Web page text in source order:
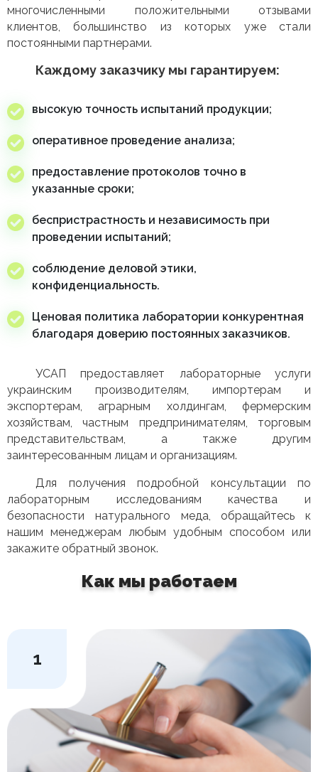
многочисленными положительными отзывами
клиентов, большинство из которых уже стали
постоянными партнерами.
Каждому заказчику мы гарантируем:
высокую точность испытаний продукции;
оперативное проведение анализа;
предоставление протоколов точно в
указанные сроки;
беспристрастность и независимость при
проведении испытаний;
соблюдение деловой этики,
конфиденциальность.
Ценовая политика лаборатории конкурентная
благодаря доверию постоянных заказчиков.
УСАП предоставляет лабораторные услуги
украинским производителям, импортерам и
экспортерам, аграрным холдингам, фермерским
хозяйствам, частным предпринимателям, торговым
представительствам, а также другим
заинтересованным лицам и организациям.
Для получения подробной консультации по
лабораторным исследованиям качества и
безопасности натурального меда, обращайтесь к
нашим менеджерам любым удобным способом или
закажите обратный звонок.
Как мы работаем
1